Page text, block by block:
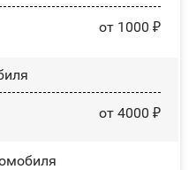
от 1000 ₽
от 4000 ₽